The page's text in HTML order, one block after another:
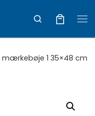
Search
mærkebøje 1 35×48 cm